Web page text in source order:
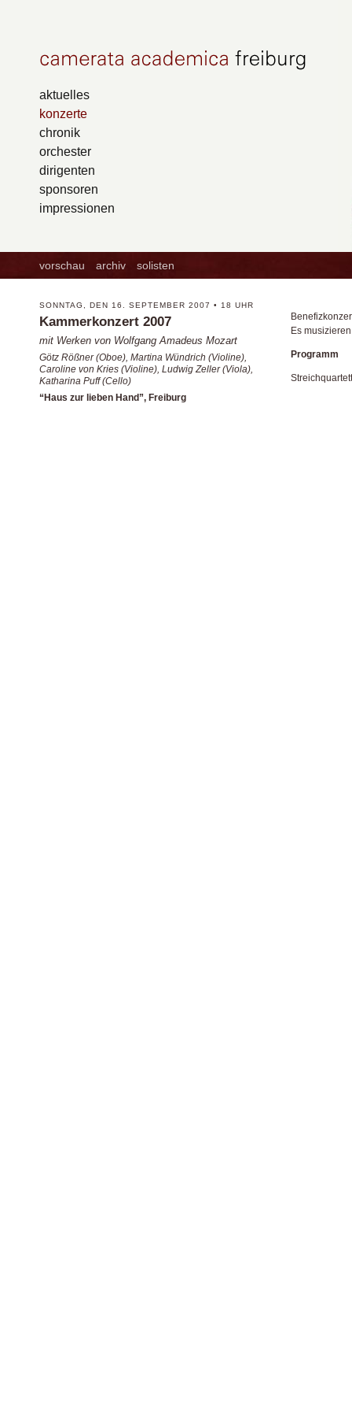
aktuelles
konzerte
chronik
orchester
dirigenten
sponsoren
impressionen
vorschau archiv solisten
SONNTAG, DEN 16. SEPTEMBER 2007 • 18 UHR
Kammerkonzert 2007
mit Werken von Wolfgang Amadeus Mozart
Götz Rößner (Oboe), Martina Wündrich (Violine),
Caroline von Kries (Violine), Ludwig Zeller (Viola),
Katharina Puff (Cello)
“Haus zur lieben Hand”, Freiburg
Es
Programm